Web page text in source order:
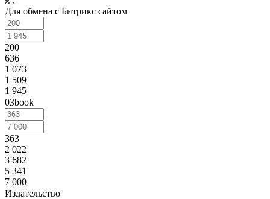
Для обмена с Битрикс сайтом
200
636
1 073
1 509
1 945
03book
363
2 022
3 682
5 341
7 000
Издательство